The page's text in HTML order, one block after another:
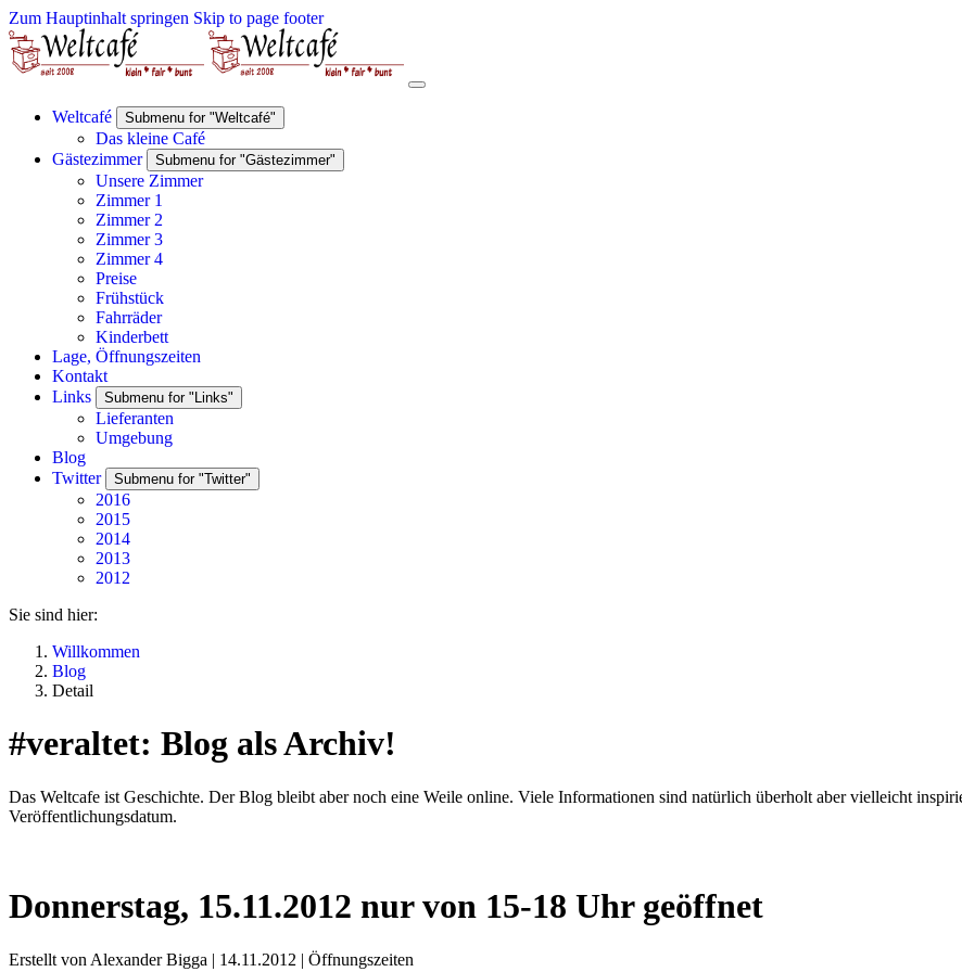
Zum Hauptinhalt springen Skip to page footer
Weltcafé Submenu for "Weltcafé"
Das kleine Café
Gästezimmer
Submenu for "Gästezimmer"
Unsere Zimmer
Zimmer 1
Zimmer 2
Zimmer 3
Zimmer 4
Preise
Frühstück
Fahrräder
Kinderbett
Lage, Öffnungszeiten
Kontakt
Links
Submenu for "Links"
Lieferanten
Umgebung
Blog
Twitter
Submenu for "Twitter"
2016
2015
2014
2013
2012
Sie sind hier:
Willkommen
Blog
Detail
#veraltet: Blog als Archiv!
Das Weltcafe ist Geschichte. Der Blog bleibt aber noch eine Weile online. Viele Informationen sind natürlich überholt aber vielleicht
Veröffentlichungsdatum.
Donnerstag, 15.11.2012 nur von 15-18 Uhr geöffnet
Erstellt von Alexander Bigga | 14.11.2012 | Öffnungszeiten